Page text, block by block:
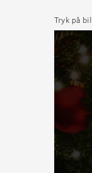
Tryk på